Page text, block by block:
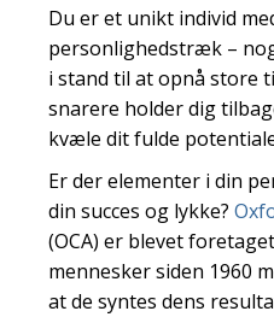
Du er et unikt individ
personlighedstræk –
i stand til at opnå store
snarere holder dig
kvæle dit fulde
Er der elementer i din
din succes og lykke?
(OCA) er blevet
mennesker siden 1960
at de syntes dens